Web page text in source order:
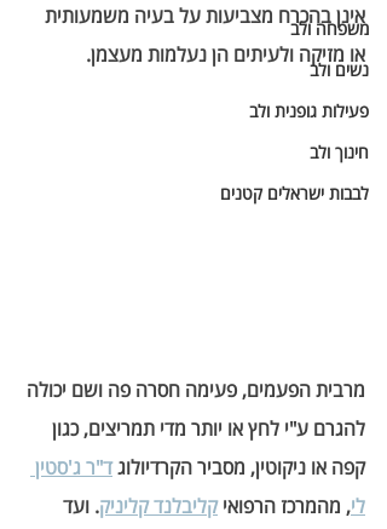
משפחה ולב
נשים ולב
פעילות גופנית ולב
חינוך ולב
לבבות ישראלים קטנים
אינן בהכרח מצביעות על בעיה משמעותית
או מזיקה ולעיתים הן נעלמות מעצמן.
מרבית הפעמים, פעימה חסרה פה ושם יכולה
להגרם ע"י לחץ או יותר מדי תמריצים, כגון
קפה או ניקוטין, מסביר הקרדיולוג ד"ר ג'סטין
לי, מהמרכז הרפואי קליבלנד קליניק. ועד